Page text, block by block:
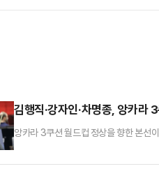
김행직·강자인·차명종, 앙카라
앙카라 3쿠션 월드컵 정상을 향한 본선
이변이 연출됐고, '호치민 4강' 황봉주